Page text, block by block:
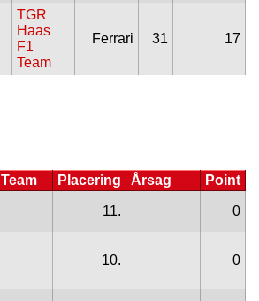
TGR
Haas
F1
Team
Ferrari 31 17
Team Placering Årsag Point
11. 0
10. 0